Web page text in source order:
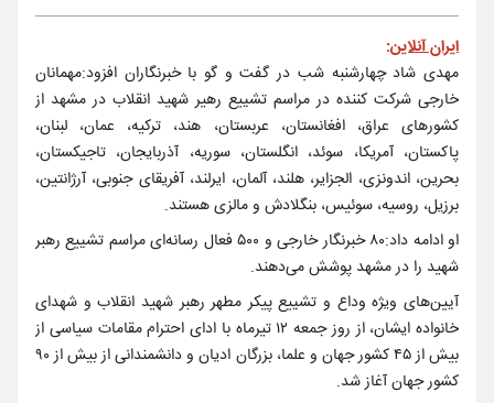
ایران آنلاین:
مهدی شاد چهارشنبه شب در گفت و گو با خبرنگاران افزود:مهمانان
خارجی شرکت کننده در مراسم تشییع رهیر شهید انقلاب در مشهد از
کشورهای عراق، افغانستان، عربستان، هند، ترکیه، عمان، لبنان،
پاکستان، آمریکا، سوئد، انگلستان، سوریه، آذربایجان، تاجیکستان،
بحرین، اندونزی، الجزایر، هلند، آلمان، ایرلند، آفریقای جنوبی، آرژانتین،
برزیل، روسیه، سوئیس، بنگلادش و مالزی هستند.
او ادامه داد:۸۰ خبرنگار خارجی و ۵۰۰ فعال رسانه‌ای مراسم تشییع رهبر
شهید را در مشهد پوشش می‌دهند.
آیین‌های ویژه وداع و تشییع پیکر مطهر رهبر شهید انقلاب و شهدای
خانواده ایشان، از روز جمعه ۱۲ تیرماه با ادای احترام مقامات سیاسی از
بیش از ۴۵ کشور جهان و علما، بزرگان ادیان و دانشمندانی از بیش از ۹۰
کشور جهان آغاز شد.